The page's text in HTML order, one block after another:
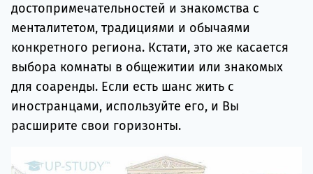
достопримечательностей и знакомства с
менталитетом, традициями и обычаями
конкретного региона. Кстати, это же касается
выбора комнаты в общежитии или знакомых
для соаренды. Если есть шанс жить с
иностранцами, используйте его, и Вы
расширите свои горизонты.